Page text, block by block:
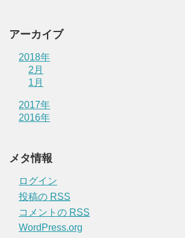
アーカイブ
2018年
2月
1月
2017年
2016年
メタ情報
ログイン
投稿の RSS
コメントの RSS
WordPress.org